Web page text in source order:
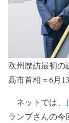
欧州歴訪最初の
高市首相＝6月
ネットでは、
ランプさんの今